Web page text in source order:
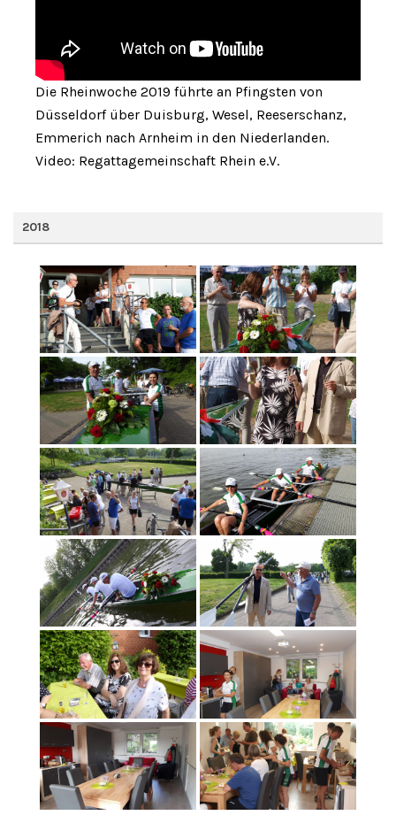
Die Rheinwoche 2019 führte an Pfingsten von
Düsseldorf über Duisburg, Wesel, Reeserschanz,
Emmerich nach Arnheim in den Niederlanden.
Video: Regattagemeinschaft Rhein e.V.
2018